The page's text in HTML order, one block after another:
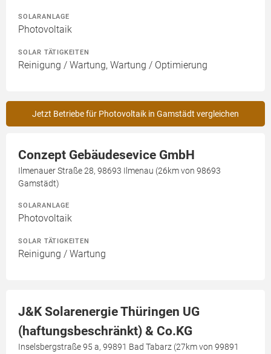
SOLARANLAGE
Photovoltaik
SOLAR TÄTIGKEITEN
Reinigung / Wartung, Wartung / Optimierung
Jetzt Betriebe für Photovoltaik in Gamstädt vergleichen
Conzept Gebäudesevice GmbH
Ilmenauer Straße 28, 98693 Ilmenau (26km von 98693
Gamstädt)
SOLARANLAGE
Photovoltaik
SOLAR TÄTIGKEITEN
Reinigung / Wartung
J&K Solarenergie Thüringen UG
(haftungsbeschränkt) & Co.KG
Inselsbergstraße 95 a, 99891 Bad Tabarz (27km von 99891